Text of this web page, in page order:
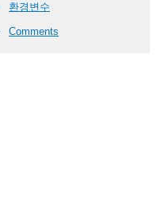
환경변수
Comments